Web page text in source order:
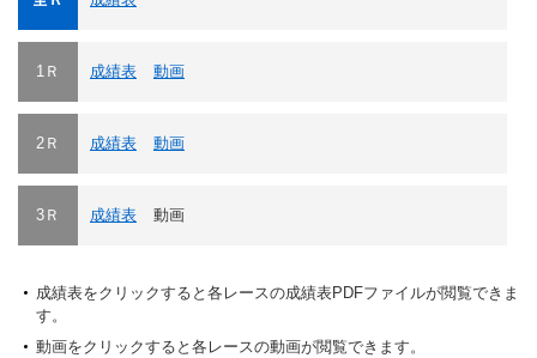
1Ｒ 成績表 動画
2Ｒ 成績表 動画
3Ｒ 成績表 動画
成績表をクリックすると各レースの成績表PDFファイルが閲覧できま
す。
動画をクリックすると各レースの動画が閲覧できます。